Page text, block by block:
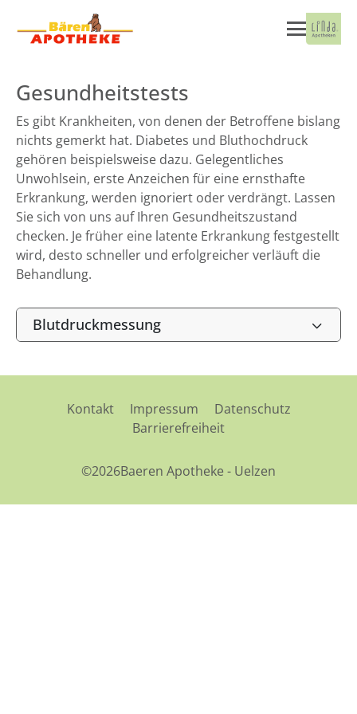
Gesundheitstests
Es gibt Krankheiten, von denen der Betroffene bislang
nichts gemerkt hat. Diabetes und Bluthochdruck
gehören beispielsweise dazu. Gelegentliches
Unwohlsein, erste Anzeichen für eine ernsthafte
Erkrankung, werden ignoriert oder verdrängt. Lassen
Sie sich von uns auf Ihren Gesundheitszustand
checken. Je früher eine latente Erkrankung festgestellt
wird, desto schneller und erfolgreicher verläuft die
Behandlung.
Blutdruckmessung
Kontakt Impressum
Datenschutz
Barrierefreiheit
©2026Baeren Apotheke - Uelzen